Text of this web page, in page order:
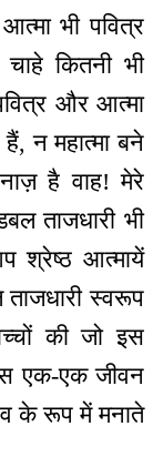
भी पवित्र
कितनी भी
और आत्मा
न महात्मा बने
है वाह! मेरे
ताजधारी भी
श्रेष्ठ आत्मायें
स्वरूप
की जो इस
एक-एक जीवन
के रूप में मनाते